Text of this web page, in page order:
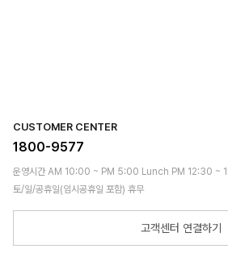
CUSTOMER CENTER
1800-9577
운영시간 AM 10:00 ~ PM 5:00 Lunch PM 12:30 ~
토/일/공휴일(임시공휴일 포함) 휴무
고객센터 연결하기